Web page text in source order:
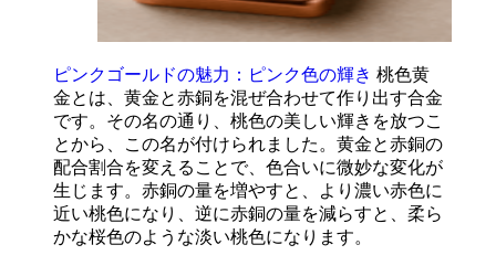
ピンクゴールドの魅力：ピンク色の輝き 桃色黄
金とは、黄金と赤銅を混ぜ合わせて作り出す合金
です。その名の通り、桃色の美しい輝きを放つこ
とから、この名が付けられました。黄金と赤銅の
配合割合を変えることで、色合いに微妙な変化が
生じます。赤銅の量を増やすと、より濃い赤色に
近い桃色になり、逆に赤銅の量を減らすと、柔ら
かな桜色のような淡い桃色になります。